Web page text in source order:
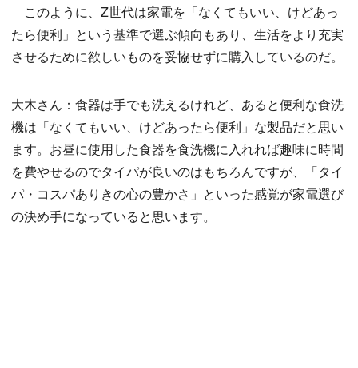
このように、Z世代は家電を「なくてもいい、けどあっ
たら便利」という基準で選ぶ傾向もあり、生活をより充実
させるために欲しいものを妥協せずに購入しているのだ。
大木さん：食器は手でも洗えるけれど、あると便利な食洗
機は「なくてもいい、けどあったら便利」な製品だと思い
ます。お昼に使用した食器を食洗機に入れれば趣味に時間
を費やせるのでタイパが良いのはもちろんですが、「タイ
パ・コスパありきの心の豊かさ」といった感覚が家電選び
の決め手になっていると思います。